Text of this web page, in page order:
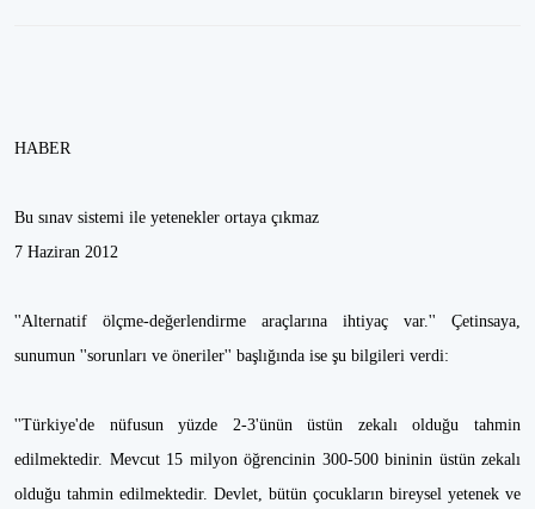
HABER
Bu sınav sistemi ile yetenekler ortaya çıkmaz
7 Haziran 2012
''Alternatif ölçme-değerlendirme araçlarına ihtiyaç var.'' Çetinsaya,
sunumun ''sorunları ve öneriler'' başlığında ise şu bilgileri verdi:
''Türkiye'de nüfusun yüzde 2-3'ünün üstün zekalı olduğu tahmin
edilmektedir. Mevcut 15 milyon öğrencinin 300-500 bininin üstün zekalı
olduğu tahmin edilmektedir. Devlet, bütün çocukların bireysel yetenek ve